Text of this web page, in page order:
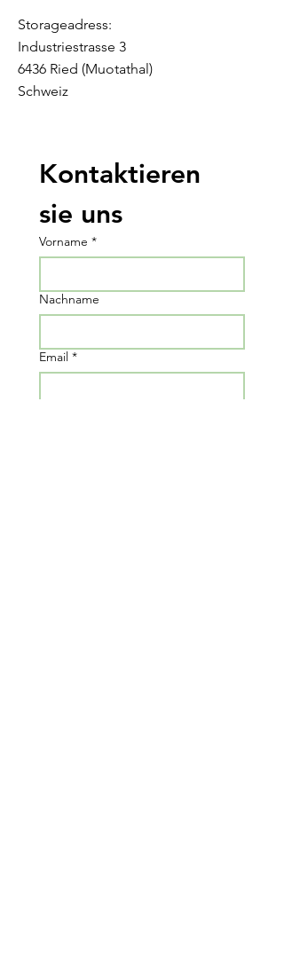
Storageadress:
Industriestrasse 3
6436 Ried (Muotathal)
Schweiz
Kontaktieren
sie uns
Vorname *
Nachname
Email *